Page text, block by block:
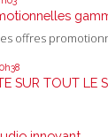
offres
SUR TOUT LE